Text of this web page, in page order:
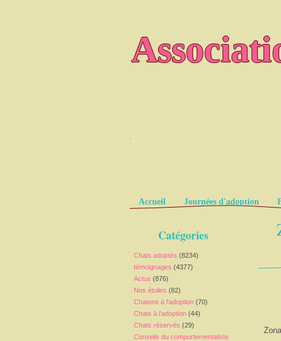
.
Pages
Accueil Journées d'adoption
Catégories
Chats adoptés (8234)
témoignages (4377)
Actus (876)
Nos étoiles (82)
Chatons à l'adoption (70)
Chats à l'adoption (44)
Chats réservés (29)
Conseils du comportementaliste